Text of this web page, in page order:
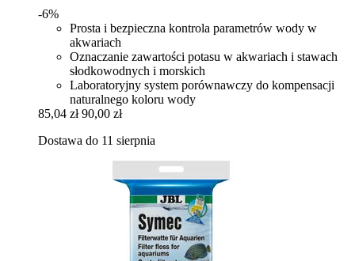
-6%
Prosta i bezpieczna kontrola parametrów wody w
akwariach
Oznaczanie zawartości potasu w akwariach i stawach
słodkowodnych i morskich
Laboratoryjny system porównawczy do kompensacji
naturalnego koloru wody
85,04 zł 90,00 zł
Dostawa do 11 sierpnia